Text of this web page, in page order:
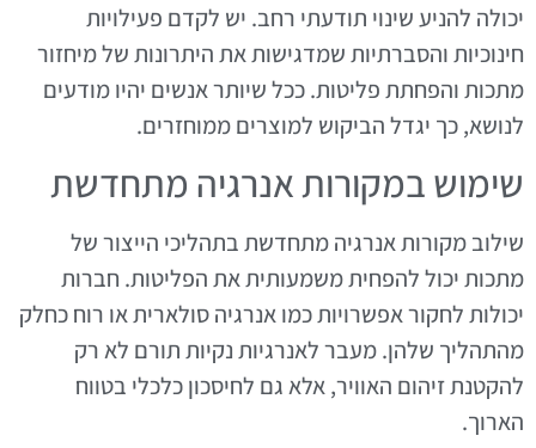
יכולה להניע שינוי תודעתי רחב. יש לקדם פעילויות
חינוכיות והסברתיות שמדגישות את היתרונות של מיחזור
מתכות והפחתת פליטות. ככל שיותר אנשים יהיו מודעים
לנושא, כך יגדל הביקוש למוצרים ממוחזרים.
שימוש במקורות אנרגיה מתחדשת
שילוב מקורות אנרגיה מתחדשת בתהליכי הייצור של
מתכות יכול להפחית משמעותית את הפליטות. חברות
יכולות לחקור אפשרויות כמו אנרגיה סולארית או רוח כחלק
מהתהליך שלהן. מעבר לאנרגיות נקיות תורם לא רק
להקטנת זיהום האוויר, אלא גם לחיסכון כלכלי בטווח
הארוך.